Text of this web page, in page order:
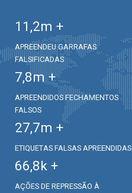
11,2m +
APREENDEU GARRAFAS
FALSIFICADAS
7,8m +
APREENDIDOS FECHAMENTOS
FALSOS
27,7m +
ETIQUETAS FALSAS APREENDIDAS
66,8k +
AÇÕES DE REPRESSÃO À